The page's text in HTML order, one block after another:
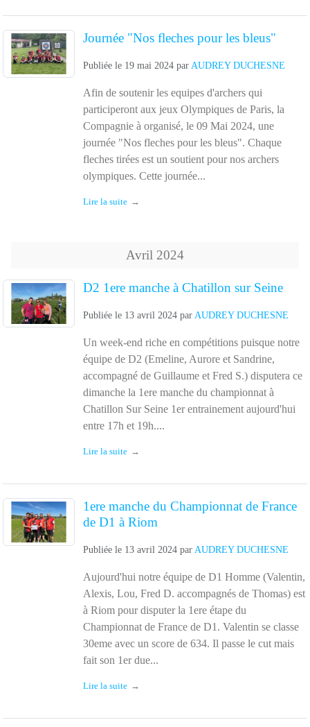
Journée "Nos fleches pour les bleus"
Publiée le 19 mai 2024 par AUDREY DUCHESNE
Afin de soutenir les equipes d'archers qui
participeront aux jeux Olympiques de Paris, la
Compagnie à organisé, le 09 Mai 2024, une
journée "Nos fleches pour les bleus". Chaque
fleches tirées est un soutient pour nos archers
olympiques. Cette journée...
Lire la suite
Avril 2024
D2 1ere manche à Chatillon sur Seine
Publiée le 13 avril 2024 par AUDREY DUCHESNE
Un week-end riche en compétitions puisque notre
équipe de D2 (Emeline, Aurore et Sandrine,
accompagné de Guillaume et Fred S.) disputera ce
dimanche la 1ere manche du championnat à
Chatillon Sur Seine 1er entrainement aujourd'hui
entre 17h et 19h....
Lire la suite
1ere manche du Championnat de France
de D1 à Riom
Publiée le 13 avril 2024 par AUDREY DUCHESNE
Aujourd'hui notre équipe de D1 Homme (Valentin,
Alexis, Lou, Fred D. accompagnés de Thomas) est
à Riom pour disputer la 1ere étape du
Championnat de France de D1. Valentin se classe
30eme avec un score de 634. Il passe le cut mais
fait son 1er due...
Lire la suite